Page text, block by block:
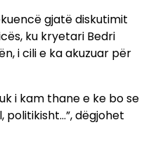
gjatë diskutimit
ku kryetari Bedri
i cili e ka akuzuar për
i kam thane e ke bo se
politikisht…”, dëgjohet